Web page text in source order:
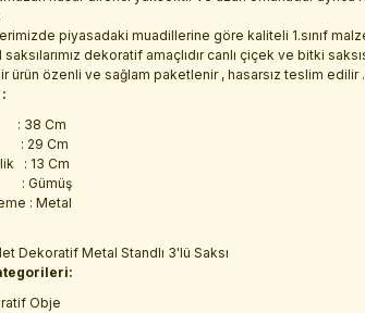
piyasadaki muadillerine göre kaliteli 1.sınıf
dekoratif amaçlıdır canlı çiçek ve bitki
ürün özenli ve sağlam paketlenir , hasarsız teslim edilir .
38 Cm
29 Cm
: 13 Cm
: Gümüş
: Metal
Dekoratif Metal Standlı 3'lü Saksı
Obje